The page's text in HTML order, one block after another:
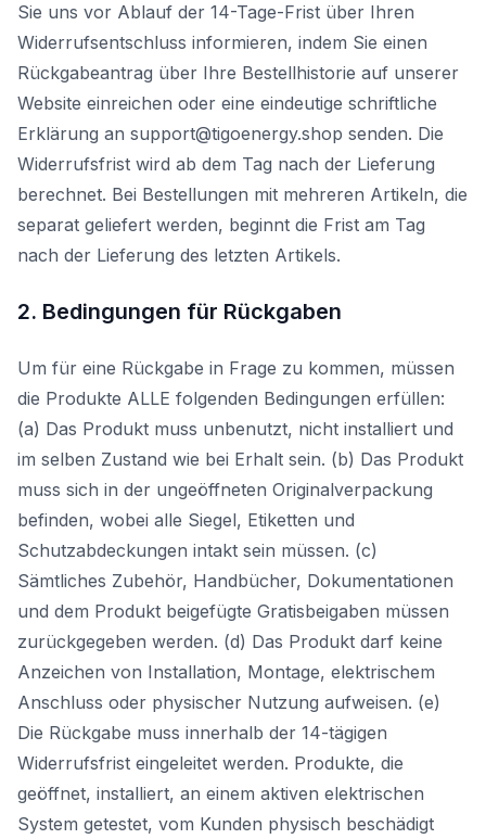
Sie uns vor Ablauf der 14-Tage-Frist über Ihren
Widerrufsentschluss informieren, indem Sie einen
Rückgabeantrag über Ihre Bestellhistorie auf unserer
Website einreichen oder eine eindeutige schriftliche
Erklärung an support@tigoenergy.shop senden. Die
Widerrufsfrist wird ab dem Tag nach der Lieferung
berechnet. Bei Bestellungen mit mehreren Artikeln, die
separat geliefert werden, beginnt die Frist am Tag
nach der Lieferung des letzten Artikels.
2. Bedingungen für Rückgaben
Um für eine Rückgabe in Frage zu kommen, müssen
die Produkte ALLE folgenden Bedingungen erfüllen:
(a) Das Produkt muss unbenutzt, nicht installiert und
im selben Zustand wie bei Erhalt sein. (b) Das Produkt
muss sich in der ungeöffneten Originalverpackung
befinden, wobei alle Siegel, Etiketten und
Schutzabdeckungen intakt sein müssen. (c)
Sämtliches Zubehör, Handbücher, Dokumentationen
und dem Produkt beigefügte Gratisbeigaben müssen
zurückgegeben werden. (d) Das Produkt darf keine
Anzeichen von Installation, Montage, elektrischem
Anschluss oder physischer Nutzung aufweisen. (e)
Die Rückgabe muss innerhalb der 14-tägigen
Widerrufsfrist eingeleitet werden. Produkte, die
geöffnet, installiert, an einem aktiven elektrischen
System getestet, vom Kunden physisch beschädigt